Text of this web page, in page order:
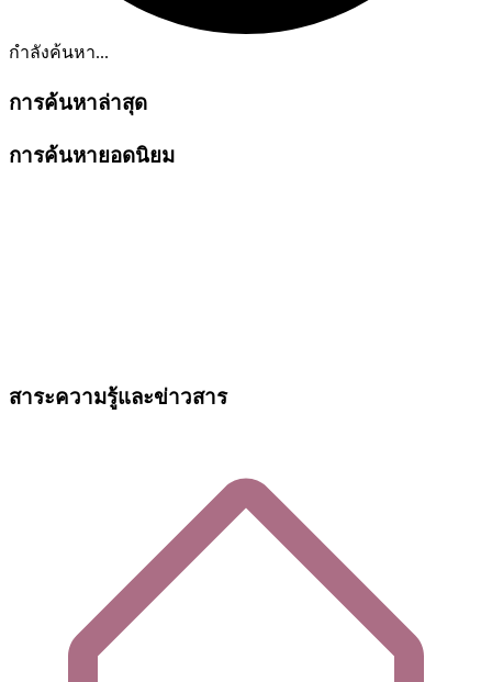
กำลังค้นหา...
การค้นหาล่าสุด
การค้นหายอดนิยม
สาระความรู้และข่าวสาร